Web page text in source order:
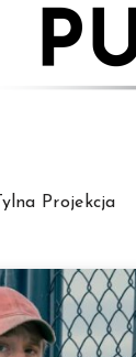
Tylna Projekcja